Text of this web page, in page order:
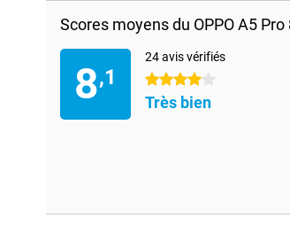
Scores moyens du OPPO A5 Pro
8,1
24 avis vérifiés
4 étoiles
Très bien